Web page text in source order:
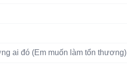
ai đó (Em muốn làm tổn thương)